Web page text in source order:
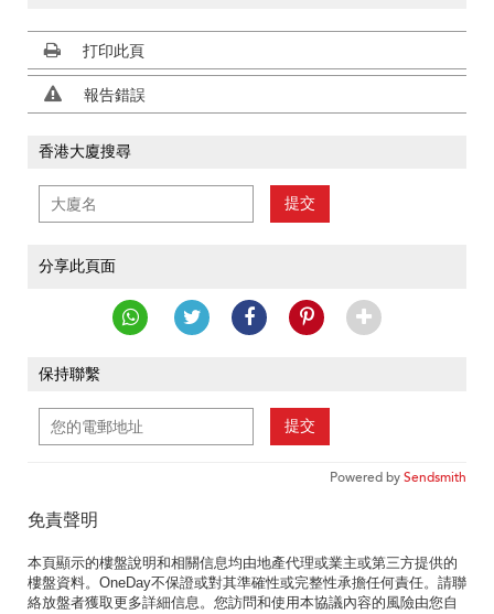
打印此頁
報告錯誤
香港大廈搜尋
提交
分享此頁面
保持聯繫
提交
Powered bySendsmith
免責聲明
本頁顯示的樓盤說明和相關信息均由地產代理或業主或第三方提供的
樓盤資料。OneDay不保證或對其準確性或完整性承擔任何責任。請聯
絡放盤者獲取更多詳細信息。您訪問和使用本協議內容的風險由您自